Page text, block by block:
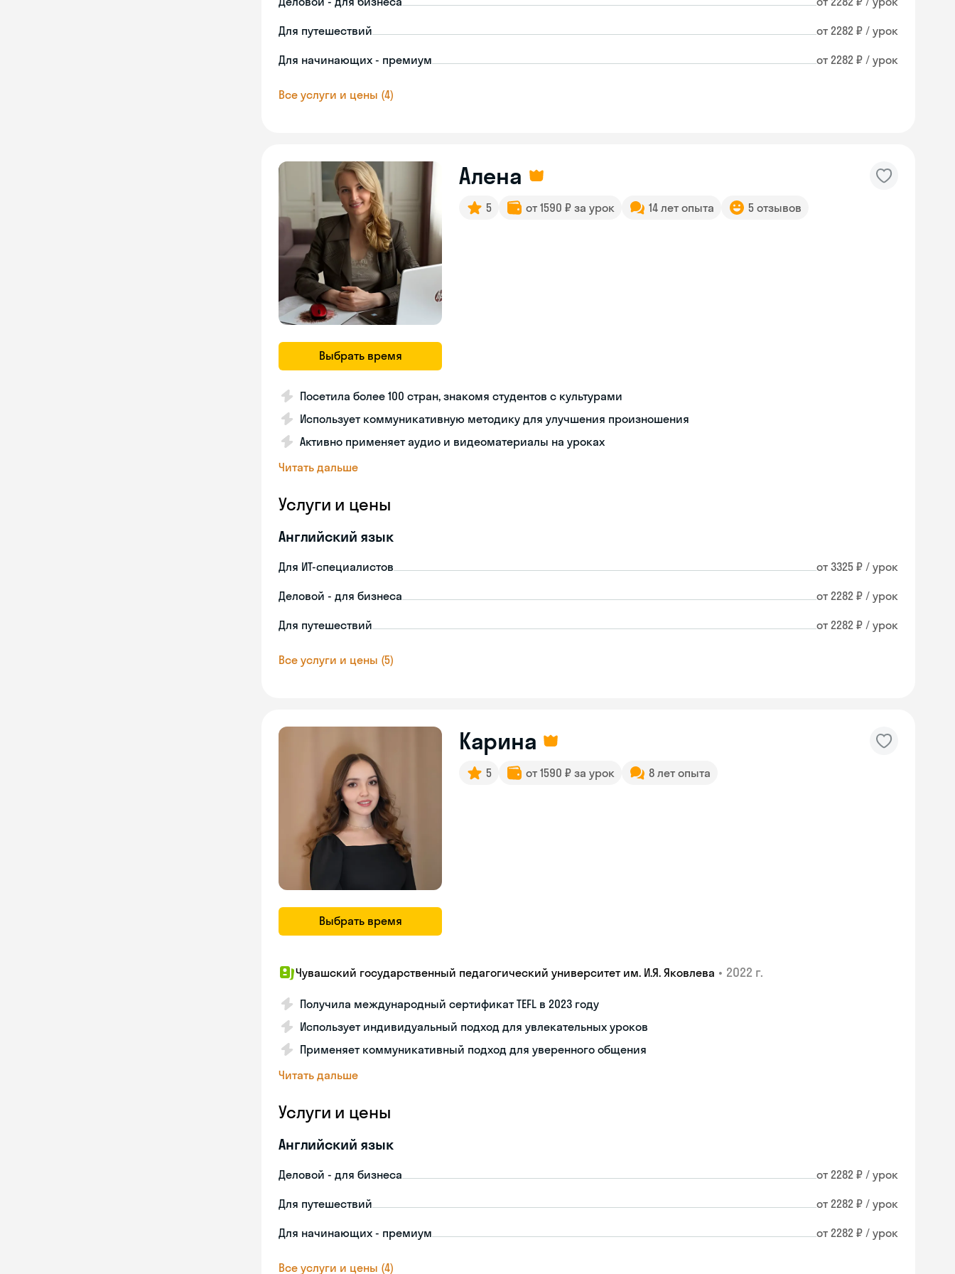
Для путешествий от 2282 ₽ / урок
Для начинающих - премиум от 2282 ₽ / урок
Все услуги и цены (4)
Выбрать время
Алена
5 от 1590 ₽ за урок 14 лет опыта 5 отзывов
Посетила более 100 стран, знакомя студентов с культурами
Использует коммуникативную методику для улучшения произношения
Активно применяет аудио и видеоматериалы на уроках
Читать дальше
Услуги и цены
Английский язык
Для ИТ-специалистов от 3325 ₽ / урок
Деловой - для бизнеса от 2282 ₽ / урок
Для путешествий от 2282 ₽ / урок
Все услуги и цены (5)
Выбрать время
Карина
5 от 1590 ₽ за урок 8 лет опыта
Чувашский государственный педагогический университет им. И.Я. Яковлева • 2022 г.
Получила международный сертификат TEFL в 2023 году
Использует индивидуальный подход для увлекательных уроков
Применяет коммуникативный подход для уверенного общения
Читать дальше
Услуги и цены
Английский язык
Деловой - для бизнеса от 2282 ₽ / урок
Для путешествий от 2282 ₽ / урок
Для начинающих - премиум от 2282 ₽ / урок
Все услуги и цены (4)